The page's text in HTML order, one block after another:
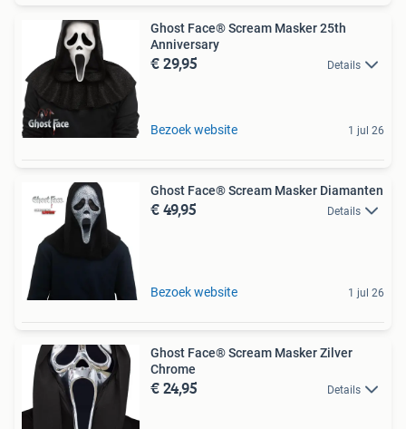
Ghost Face® Scream Masker 25th
Anniversary
€ 29,95 Details
Bezoek website 1 jul 26
Ghost Face® Scream Masker Diamanten
€ 49,95 Details
Bezoek website 1 jul 26
Ghost Face® Scream Masker Zilver
Chrome
€ 24,95 Details